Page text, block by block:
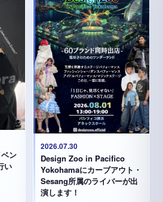
ン
い
2026.07.30
Design Zoo in Pacifico
Yokohamaにカーブアウト・
Sesang所属のライバーが出
演します！